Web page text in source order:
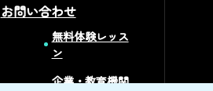
お問い合わせ
無料体験レッス
ン
企業・教育機関